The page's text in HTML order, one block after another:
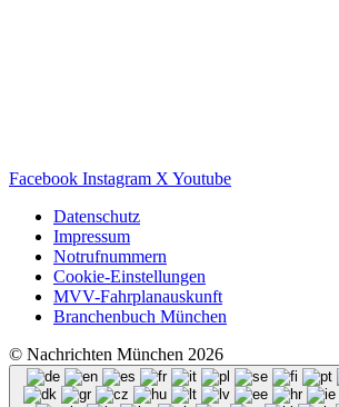
Facebook Instagram X Youtube
Datenschutz
Impressum
Notrufnummern
Cookie-Einstellungen
MVV-Fahrplanauskunft
Branchenbuch München
© Nachrichten München 2026